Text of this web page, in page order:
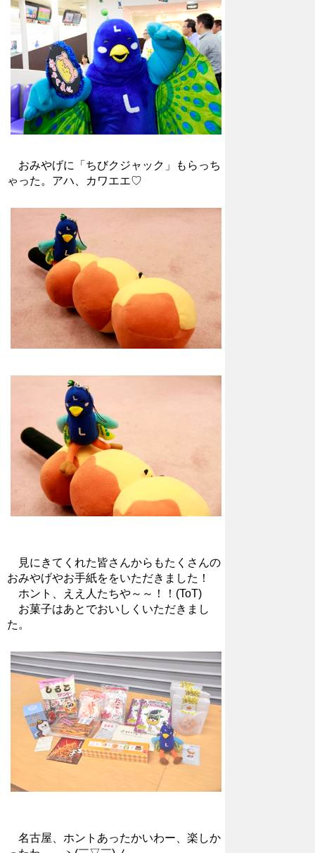
おみやげに「ちびクジャック」もらっち
ゃった。アハ、カワエエ♡
見にきてくれた皆さんからもたくさんの
おみやげやお手紙ををいただきました！
ホント、ええ人たちや～～！！(ToT)
お菓子はあとでおいしくいただきまし
た。
名古屋、ホントあったかいわー、楽しか